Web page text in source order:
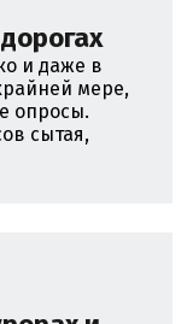
и даже в
мере,
опросы.
сытая,